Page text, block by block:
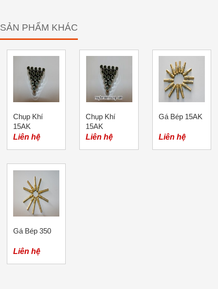
SẢN PHẨM KHÁC
Chụp Khí
15AK
Liên hệ
Chụp Khí
15AK
Liên hệ
Gá Bép 15AK
Liên hệ
Gá Bép 350
Liên hệ